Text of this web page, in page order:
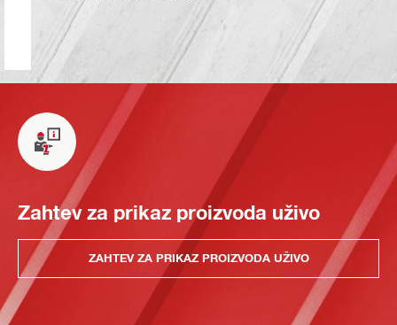
Zahtev za prikaz proizvoda uživo
ZAHTEV ZA PRIKAZ PROIZVODA UŽIVO